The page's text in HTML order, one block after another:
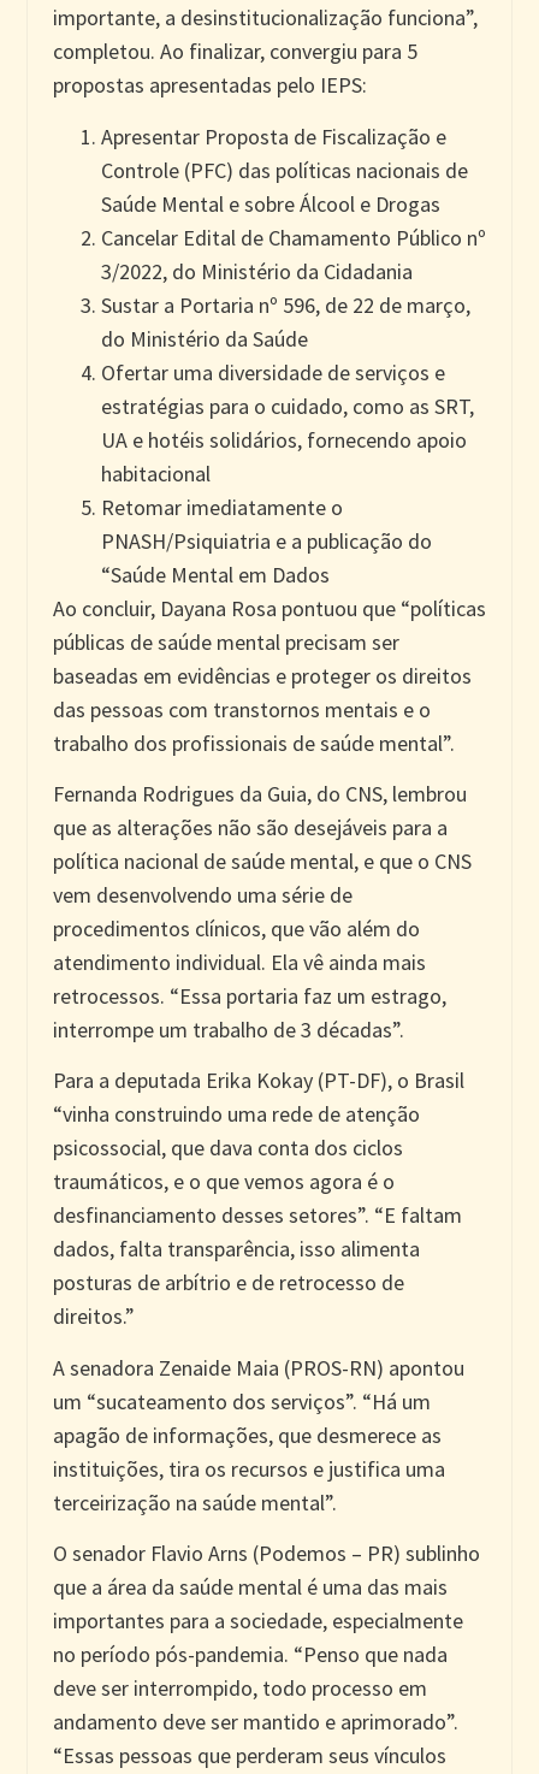
importante, a desinstitucionalização funciona”,
completou. Ao finalizar, convergiu para 5
propostas apresentadas pelo IEPS:
Apresentar Proposta de Fiscalização e
Controle (PFC) das políticas nacionais de
Saúde Mental e sobre Álcool e Drogas
Cancelar Edital de Chamamento Público nº
3/2022, do Ministério da Cidadania
Sustar a Portaria nº 596, de 22 de março,
do Ministério da Saúde
Ofertar uma diversidade de serviços e
estratégias para o cuidado, como as SRT,
UA e hotéis solidários, fornecendo apoio
habitacional
Retomar imediatamente o
PNASH/Psiquiatria e a publicação do
“Saúde Mental em Dados
Ao concluir, Dayana Rosa pontuou que “políticas
públicas de saúde mental precisam ser
baseadas em evidências e proteger os direitos
das pessoas com transtornos mentais e o
trabalho dos profissionais de saúde mental”.
Fernanda Rodrigues da Guia, do CNS, lembrou
que as alterações não são desejáveis para a
política nacional de saúde mental, e que o CNS
vem desenvolvendo uma série de
procedimentos clínicos, que vão além do
atendimento individual. Ela vê ainda mais
retrocessos. “Essa portaria faz um estrago,
interrompe um trabalho de 3 décadas”.
Para a deputada Erika Kokay (PT-DF), o Brasil
“vinha construindo uma rede de atenção
psicossocial, que dava conta dos ciclos
traumáticos, e o que vemos agora é o
desfinanciamento desses setores”. “E faltam
dados, falta transparência, isso alimenta
posturas de arbítrio e de retrocesso de
direitos.”
A senadora Zenaide Maia (PROS-RN) apontou
um “sucateamento dos serviços”. “Há um
apagão de informações, que desmerece as
instituições, tira os recursos e justifica uma
terceirização na saúde mental”.
O senador Flavio Arns (Podemos – PR) sublinho
que a área da saúde mental é uma das mais
importantes para a sociedade, especialmente
no período pós-pandemia. “Penso que nada
deve ser interrompido, todo processo em
andamento deve ser mantido e aprimorado”.
“Essas pessoas que perderam seus vínculos